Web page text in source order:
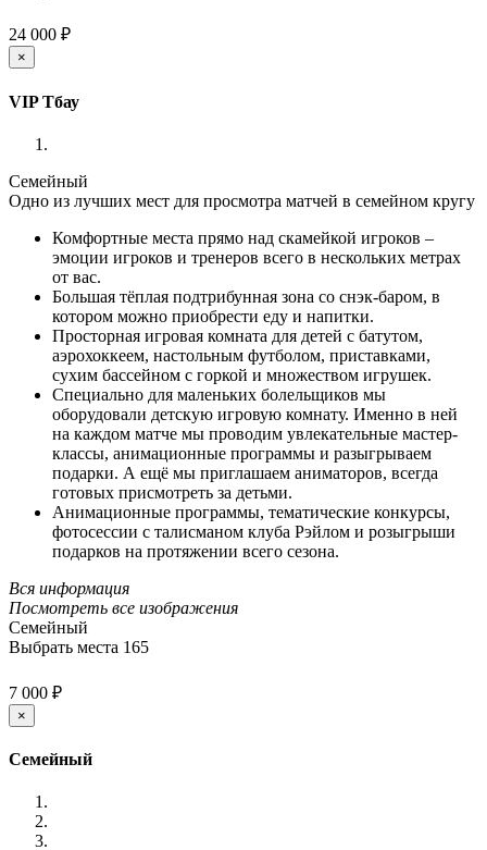
24 000 ₽
×
VIP Тбау
Семейный
Одно из лучших мест для просмотра матчей в семейном кругу
Комфортные места прямо над скамейкой игроков –
эмоции игроков и тренеров всего в нескольких метрах
от вас.
Большая тёплая подтрибунная зона со снэк-баром, в
котором можно приобрести еду и напитки.
Просторная игровая комната для детей с батутом,
аэрохоккеем, настольным футболом, приставками,
сухим бассейном с горкой и множеством игрушек.
Специально для маленьких болельщиков мы
оборудовали детскую игровую комнату. Именно в ней
на каждом матче мы проводим увлекательные мастер-
классы, анимационные программы и разыгрываем
подарки. А ещё мы приглашаем аниматоров, всегда
готовых присмотреть за детьми.
Анимационные программы, тематические конкурсы,
фотосессии с талисманом клуба Рэйлом и розыгрыши
подарков на протяжении всего сезона.
Вся информация
Посмотреть все изображения
Семейный
Выбрать места 165
7 000 ₽
×
Семейный